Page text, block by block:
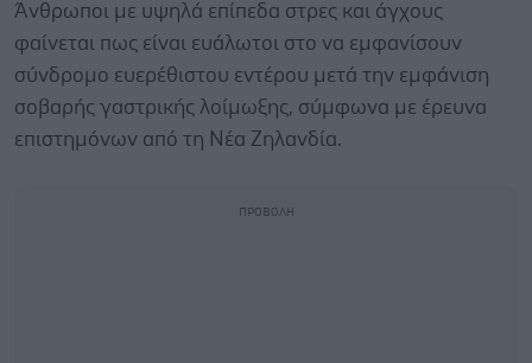
Άνθρωποι με υψηλά επίπεδα στρες και άγχους
φαίνεται πως είναι ευάλωτοι στο να εμφανίσουν
σύνδρομο ευερέθιστου εντέρου μετά την εμφάνιση
σοβαρής γαστρικής λοίμωξης, σύμφωνα με έρευνα
επιστημόνων από τη Νέα Ζηλανδία.